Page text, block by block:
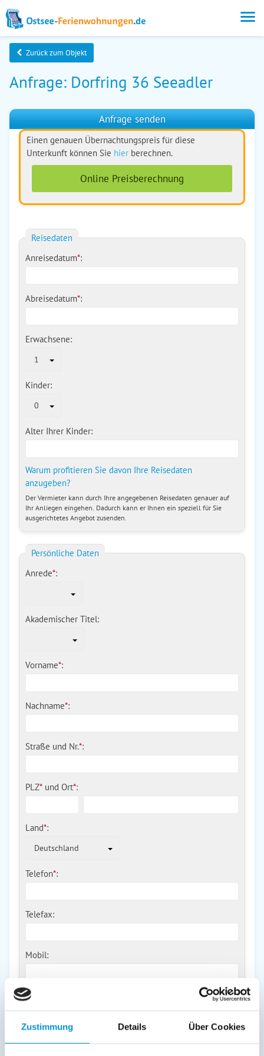
Zustimmung Details Über Cookies
Zurück zum Objekt
Anfrage: Dorfring 36 Seeadler
Anfrage senden
Einen genauen Übernachtungspreis für diese
Unterkunft können Sie hier berechnen.
Online Preisberechnung
Reisedaten
Anreisedatum*:
Abreisedatum*:
Erwachsene:
1
Kinder:
0
Alter Ihrer Kinder:
Warum profitieren Sie davon Ihre Reisedaten
anzugeben?
Der Vermieter kann durch Ihre angegebenen Reisedaten genauer auf
Ihr Anliegen eingehen. Dadurch kann er Ihnen ein speziell für Sie
ausgerichtetes Angebot zusenden.
Persönliche Daten
Anrede*:
Akademischer Titel:
Vorname*:
Nachname*:
Straße und Nr.*:
PLZ* und Ort*:
Land*:
Deutschland
Telefon*:
Telefax:
Mobil:
E-Mail:
Freier Kommentar an Vermieter